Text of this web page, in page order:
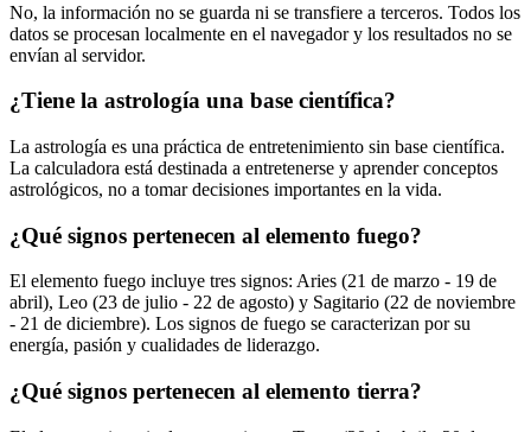
No, la información no se guarda ni se transfiere a terceros. Todos los
datos se procesan localmente en el navegador y los resultados no se
envían al servidor.
¿Tiene la astrología una base científica?
La astrología es una práctica de entretenimiento sin base científica.
La calculadora está destinada a entretenerse y aprender conceptos
astrológicos, no a tomar decisiones importantes en la vida.
¿Qué signos pertenecen al elemento fuego?
El elemento fuego incluye tres signos: Aries (21 de marzo - 19 de
abril), Leo (23 de julio - 22 de agosto) y Sagitario (22 de noviembre
- 21 de diciembre). Los signos de fuego se caracterizan por su
energía, pasión y cualidades de liderazgo.
¿Qué signos pertenecen al elemento tierra?